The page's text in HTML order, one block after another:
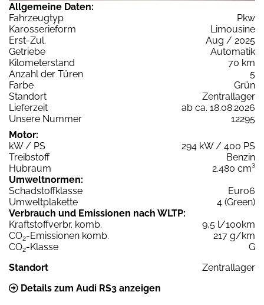
Allgemeine Daten:
Fahrzeugtyp
Pkw
Karosserieform
Limousine
Erst-Zul.
Aug / 2025
Getriebe
Automatik
Kilometerstand
70 km
Anzahl der Türen
5
Farbe
Grün
Standort
Zentrallager
Lieferzeit
ab ca. 18.08.2026
Unsere Nummer
12295
Motor:
kW / PS
294 kW / 400 PS
Treibstoff
Benzin
Hubraum
2.480 cm³
Umweltnormen:
Schadstoffklasse
Euro6
Umweltplakette
4 (Green)
Verbrauch und Emissionen nach WLTP:
Kraftstoffverbr. komb.
9,5 l/100km
CO2-Emissionen komb.
217 g/km
CO2-Klasse
G
Standort
Zentrallager
Details zum Audi RS3 anzeigen